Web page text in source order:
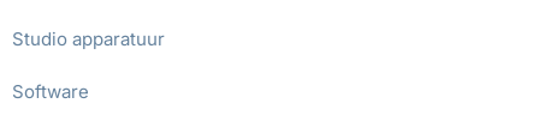
Studio apparatuur
Software